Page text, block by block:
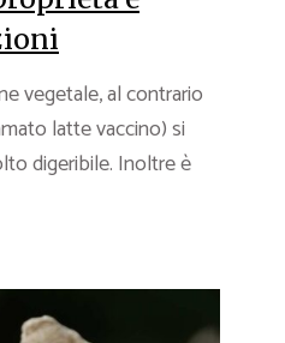
vegetale, al contrario
latte vaccino) si
digeribile. Inoltre è